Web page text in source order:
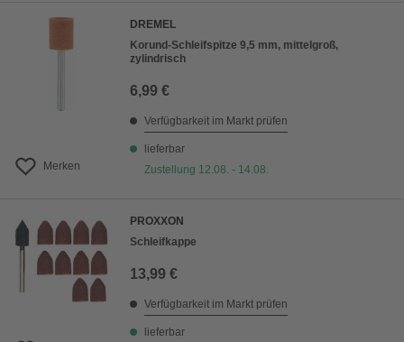
Merken
DREMEL
Korund-Schleifspitze 9,5 mm, mittelgroß,
zylindrisch
6,99 €
Verfügbarkeit im Markt prüfen
lieferbar
Zustellung 12.08. - 14.08.
PROXXON
Schleifkappe
13,99 €
Verfügbarkeit im Markt prüfen
lieferbar